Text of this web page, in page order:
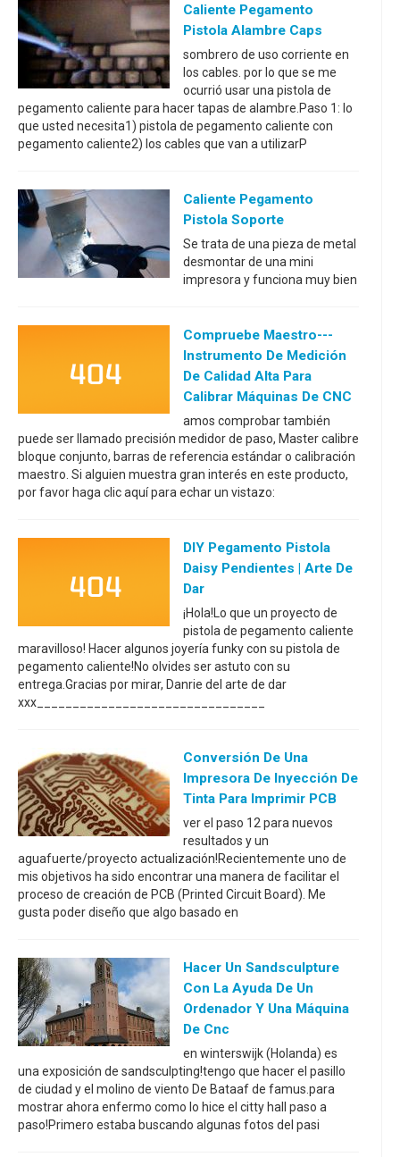
Caliente Pegamento
Pistola Alambre Caps
sombrero de uso corriente en
los cables. por lo que se me
ocurrió usar una pistola de
pegamento caliente para hacer tapas de alambre.Paso 1: lo
que usted necesita1) pistola de pegamento caliente con
pegamento caliente2) los cables que van a utilizarP
Caliente Pegamento
Pistola Soporte
Se trata de una pieza de metal
desmontar de una mini
impresora y funciona muy bien
Compruebe Maestro---
Instrumento De Medición
De Calidad Alta Para
Calibrar Máquinas De CNC
amos comprobar también
puede ser llamado precisión medidor de paso, Master calibre
bloque conjunto, barras de referencia estándar o calibración
maestro. Si alguien muestra gran interés en este producto,
por favor haga clic aquí para echar un vistazo:
DIY Pegamento Pistola
Daisy Pendientes | Arte De
Dar
¡Hola!Lo que un proyecto de
pistola de pegamento caliente
maravilloso! Hacer algunos joyería funky con su pistola de
pegamento caliente!No olvides ser astuto con su
entrega.Gracias por mirar, Danrie del arte de dar
xxx________________________________
Conversión De Una
Impresora De Inyección De
Tinta Para Imprimir PCB
ver el paso 12 para nuevos
resultados y un
aguafuerte/proyecto actualización!Recientemente uno de
mis objetivos ha sido encontrar una manera de facilitar el
proceso de creación de PCB (Printed Circuit Board). Me
gusta poder diseño que algo basado en
Hacer Un Sandsculpture
Con La Ayuda De Un
Ordenador Y Una Máquina
De Cnc
en winterswijk (Holanda) es
una exposición de sandsculpting!tengo que hacer el pasillo
de ciudad y el molino de viento De Bataaf de famus.para
mostrar ahora enfermo como lo hice el citty hall paso a
paso!Primero estaba buscando algunas fotos del pasi